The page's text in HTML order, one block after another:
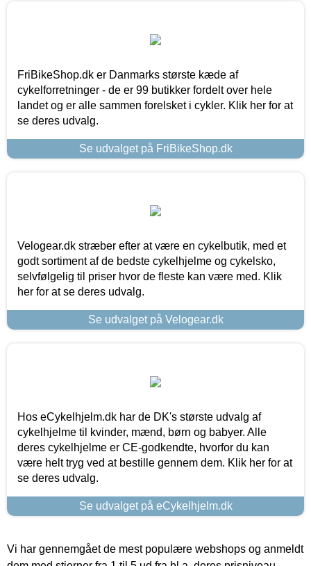
FriBikeShop.dk er Danmarks største kæde af
cykelforretninger - de er 99 butikker fordelt over hele
landet og er alle sammen forelsket i cykler. Klik her for at
se deres udvalg.
Se udvalget på FriBikeShop.dk
Velogear.dk stræber efter at være en cykelbutik, med et
godt sortiment af de bedste cykelhjelme og cykelsko,
selvfølgelig til priser hvor de fleste kan være med. Klik
her for at se deres udvalg.
Se udvalget på Velogear.dk
Hos eCykelhjelm.dk har de DK's største udvalg af
cykelhjelme til kvinder, mænd, børn og babyer. Alle
deres cykelhjelme er CE-godkendte, hvorfor du kan
være helt tryg ved at bestille gennem dem. Klik her for at
se deres udvalg.
Se udvalget på eCykelhjelm.dk
Vi har gennemgået de mest populære webshops og anmeldt